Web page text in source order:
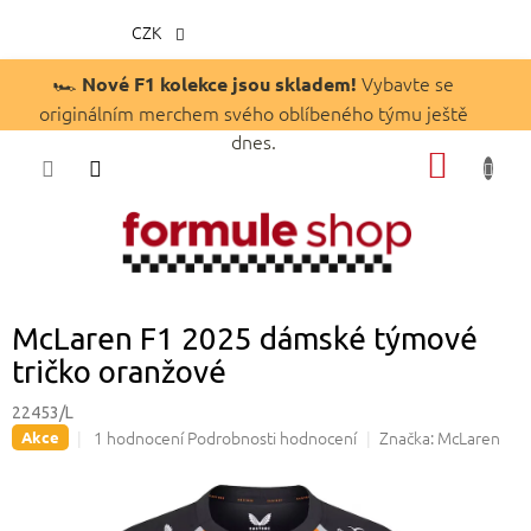
obsah
🏎️ Nové F1 kolekce jsou skladem! Vybavte se
originálním merchem svého oblíbeného týmu ještě
dnes.
CZK
McLaren F1 2025 dámské týmové
tričko oranžové
22453/L
Akce
Průměrné
1 hodnoceníPodrobnosti hodnocení Značka: McLaren